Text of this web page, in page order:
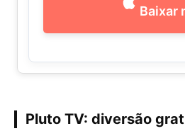
Baixar
Pluto TV: diversão